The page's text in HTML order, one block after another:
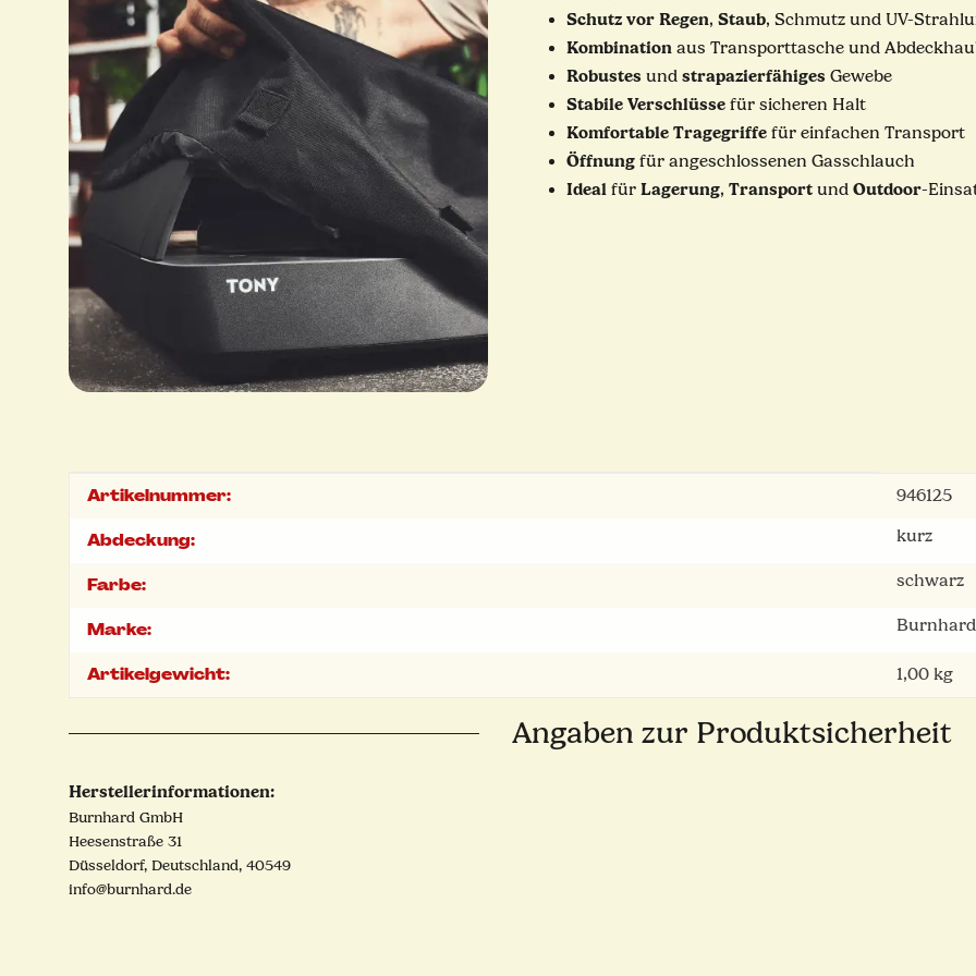
Schutz vor Regen, Staub, Schmutz und UV-
Kombinationaus Transporttasche und
Robustes und strapazierfähiges Gewebe
Stabile Verschlüssefür sicheren Halt
Komfortable Tragegriffefür einfachen Transport
Öffnungfür angeschlossenen Gasschlauch
Idealfür Lagerung, Transportund Outdoor-
Produkteigenschaft
Wert
Artikelnummer: 946125
Abdeckung: kurz
Farbe: schwarz
Marke: Burnhard
Artikelgewicht: 1,00 kg
Angaben zur Produktsicherheit
Herstellerinformationen:
Burnhard GmbH
Heesenstraße 31
Düsseldorf, Deutschland, 40549
info@burnhard.de